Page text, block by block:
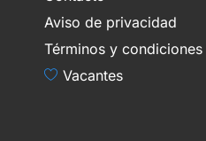
Aviso de privacidad
Términos y condiciones
Vacantes